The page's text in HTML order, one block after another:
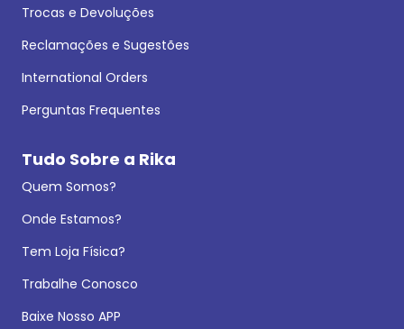
Trocas e Devoluções
Reclamações e Sugestões
International Orders
Perguntas Frequentes
Tudo Sobre a Rika
Quem Somos?
Onde Estamos?
Tem Loja Física?
Trabalhe Conosco
Baixe Nosso APP